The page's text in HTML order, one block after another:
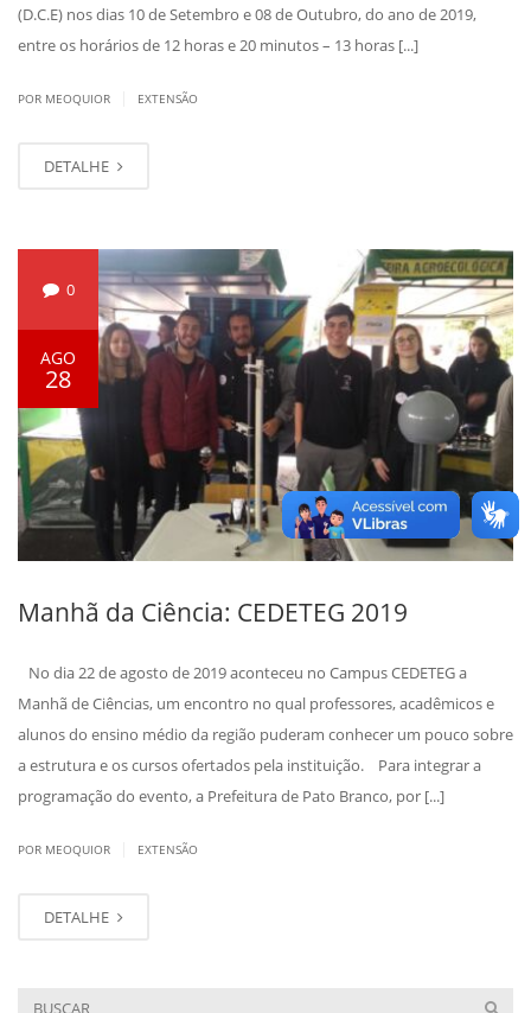
(D.C.E) nos dias 10 de Setembro e 08 de Outubro, do ano de 2019,
entre os horários de 12 horas e 20 minutos – 13 horas [...]
POR MEOQUIOR EXTENSÃO
DETALHE
0
AGO
28
Manhã da Ciência: CEDETEG 2019
No dia 22 de agosto de 2019 aconteceu no Campus CEDETEG a
Manhã de Ciências, um encontro no qual professores, acadêmicos e
alunos do ensino médio da região puderam conhecer um pouco sobre
a estrutura e os cursos ofertados pela instituição. Para integrar a
programação do evento, a Prefeitura de Pato Branco, por [...]
POR MEOQUIOR EXTENSÃO
DETALHE